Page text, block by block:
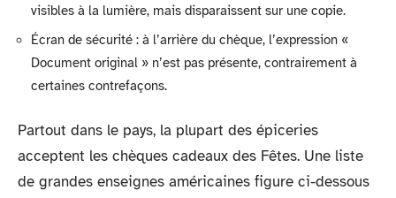
visibles à la lumière, mais disparaissent sur une copie.
Écran de sécurité : à l’arrière du chèque, l’expression «
Document original » n’est pas présente, contrairement à
certaines contrefaçons.
Partout dans le pays, la plupart des épiceries
acceptent les chèques cadeaux des Fêtes. Une liste
de grandes enseignes américaines figure ci-dessous